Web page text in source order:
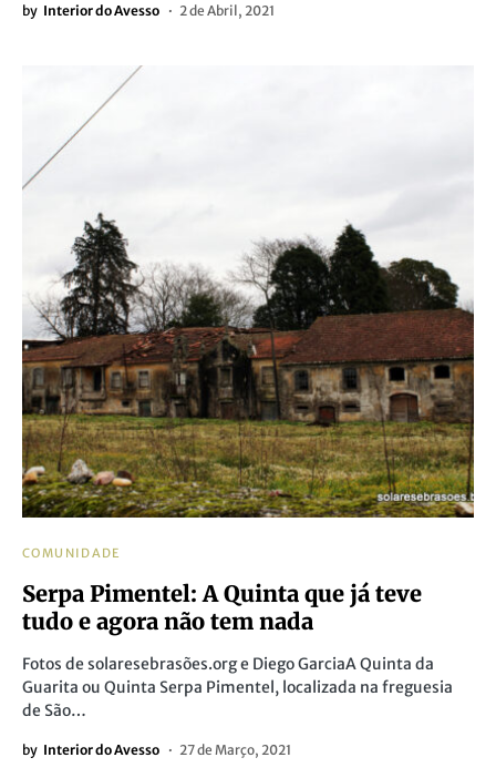
by Interior do Avesso 2 de Abril, 2021
COMUNIDADE
Serpa Pimentel: A Quinta que já teve
tudo e agora não tem nada
Fotos de solaresebrasões.org e Diego GarciaA Quinta da
Guarita ou Quinta Serpa Pimentel, localizada na freguesia
de São…
by Interior do Avesso 27 de Março, 2021